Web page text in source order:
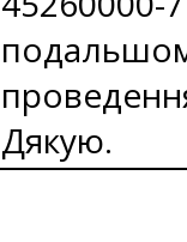
Дякую.